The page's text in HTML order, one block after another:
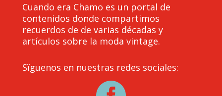
Cuando era Chamo es un portal de
contenidos donde compartimos
recuerdos de de varias décadas y
artículos sobre la moda vintage.
Sïguenos en nuestras redes sociales: